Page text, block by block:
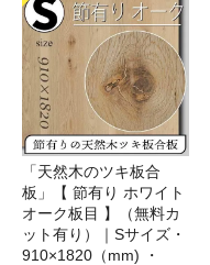
「天然木のツキ板合
板」【 節有り ホワイト
オーク板目 】（無料カ
ット有り）｜Sサイズ・
910×1820（mm) ・